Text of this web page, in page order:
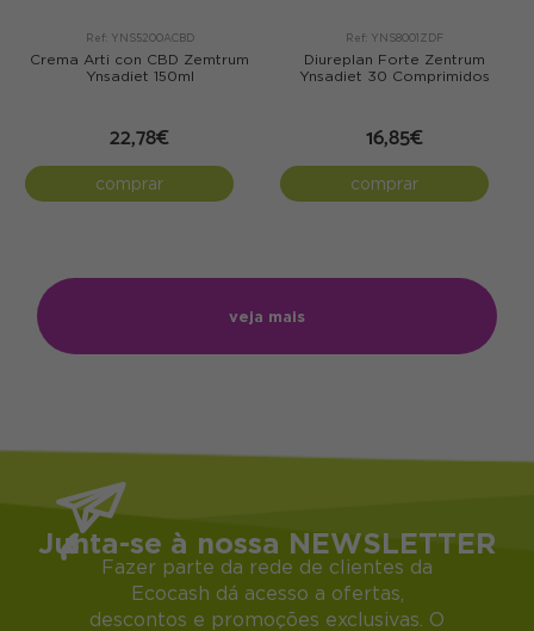
Ref: YNS5200ACBD
Crema Arti con CBD Zemtrum
Ynsadiet 150ml
22,78€
comprar
Ref: YNS8001ZDF
Diureplan Forte Zentrum
Ynsadiet 30 Comprimidos
16,85€
comprar
veja mais
Junta-se à nossa NEWSLETTER
Fazer parte da rede de clientes da
Ecocash dá acesso a ofertas,
descontos e promoções exclusivas. O